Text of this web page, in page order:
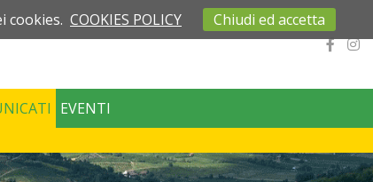
EVENTI
cookies. COOKIES POLICY Chiudi ed accetta